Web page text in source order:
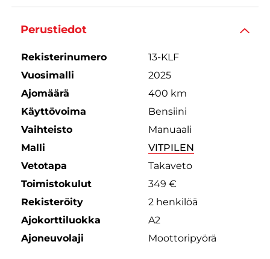
Perustiedot
Rekisterinumero
13-KLF
Vuosimalli
2025
Ajomäärä
400 km
Käyttövoima
Bensiini
Vaihteisto
Manuaali
Malli
VITPILEN
Vetotapa
Takaveto
Toimistokulut
349 €
Rekisteröity
2 henkilöä
Ajokorttiluokka
A2
Ajoneuvolaji
Moottoripyörä